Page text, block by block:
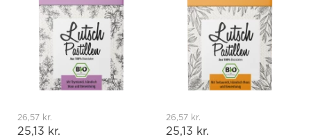
26,57 kr.
25,13 kr.
26,57 kr.
25,13 kr.